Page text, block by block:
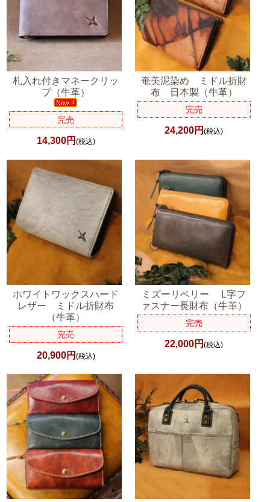
札入れ付きマネークリッ
プ（牛革）
完売
14,300円 (税込)
奄美泥染め ミドル折財
布 日本製（牛革）
完売
24,200円(税込)
ホワイトワックスハード
レザー ミドル折財布
（牛革）
完売
20,900円 (税込)
ミズーリベリー L字フ
ァスナー長財布（牛革）
完売
22,000円(税込)